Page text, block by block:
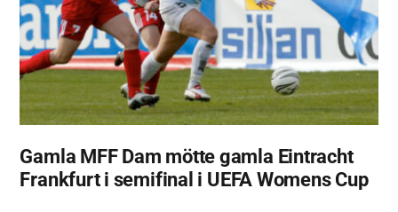
Gamla MFF Dam mötte gamla Eintracht
Frankfurt i semifinal i UEFA Womens Cup